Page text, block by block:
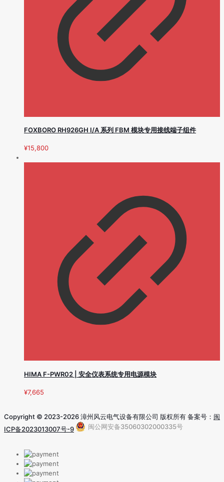
FOXBORO RH926GH I/A 系列 FBM 模块专用接线端子组件
¥15,800
HIMA F-PWR02 | 安全仪表系统专用电源模块
¥7,665
Copyright © 2023-2026 漳州风云电气设备有限公司 版权所有 备案号： 闽
ICP备2023013007号-9
闽公网安备35060302000335号